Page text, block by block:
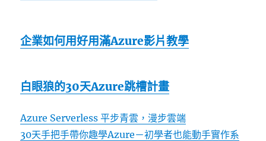
企業如何用好用滿Azure影片教學
白眼狼的30天Azure跳槽計畫
Azure Serverless 平步青雲，漫步雲端
30天手把手帶你趣學Azure－初學者也能動手實作系